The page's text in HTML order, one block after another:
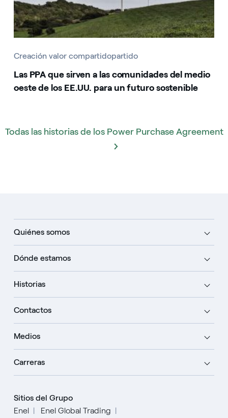
Creación valor compartidopartido
Las PPA que sirven a las comunidades del medio
oeste de los EE.UU. para un futuro sostenible
Todas las historias de los Power Purchase Agreement
Quiénes somos
Dónde estamos
Historias
Contactos
Medios
Carreras
Sitios del Grupo
Enel
Enel Global Trading